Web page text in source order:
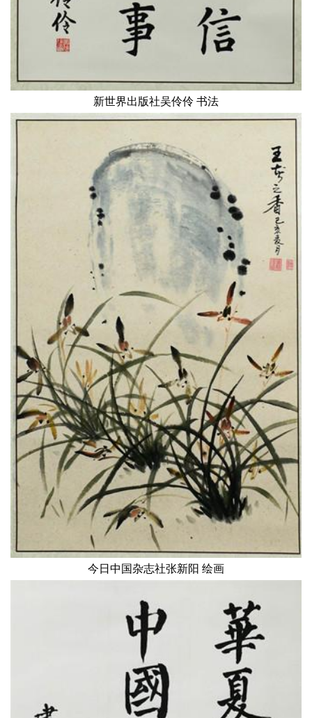
新世界出版社吴伶伶 书法
今日中国杂志社张新阳 绘画